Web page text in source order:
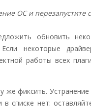
ОС и перезапустите
обновить
некоторые
работы всех
же фиксить.
списке нет: